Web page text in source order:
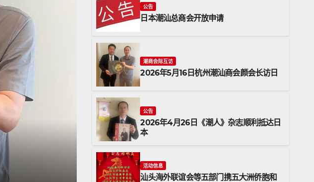
2026年4月26日《潮人》杂志
2026年4月26日 ADMIN
公告
日本潮汕总商会开放申请
潮商会际互访
2026年5月16日杭州潮汕商会颜会长访日
公告
2026年4月26日《潮人》杂志顺利抵达日
本
活动信息
汕头海外联谊会等五部门携五大洲侨胞和